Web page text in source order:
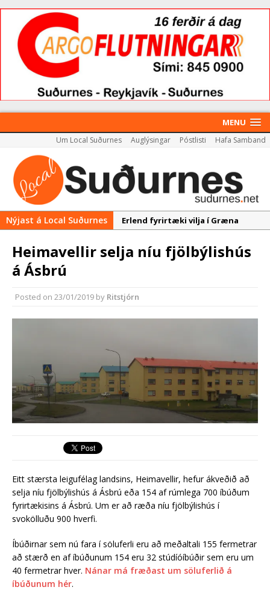
MENU
Um Local Suðurnes Auglýsingar Póstlisti Hafa Samband
Nýjast á Local Suðurnes
Erlend fyrirtæki vilja í Græna
Nýir aðilar taka við
Reykjanesbær tæpum milljarði yfir
áætlun
Heimavellir selja níu fjölbýlishús
á Ásbrú
Posted on 23/01/2019 by Ritstjórn
Eitt stærsta leigufélag landsins, Heimavellir, hefur ákveðið að
selja níu fjölbýlishús á Ásbrú eða 154 af rúmlega 700 íbúðum
fyrirtækisins á Ásbrú. Um er að ræða níu fjölbýlishús í
svokölluðu 900 hverfi.
Íbúðirnar sem nú fara í söluferli eru að meðaltali 155 fermetrar
að stærð en af íbúðunum 154 eru 32 stúdíóíbúðir sem eru um
40 fermetrar hver. Nánar má fræðast um söluferlið á
íbúðunum hér.